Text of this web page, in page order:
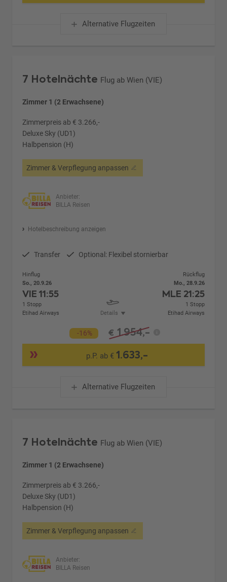
Alternative Flugzeiten
7 Hotelnächte Flug ab Wien (VIE)
Zimmer 1 (2 Erwachsene)
Zimmerpreis ab € 3.266,-
Deluxe Sky (UD1)
Halbpension (H)
Zimmer & Verpflegung anpassen
Anbieter:
BILLA Reisen
Hotelbeschreibung anzeigen
Transfer Optional: Flexibel stornierbar
Hinflug
So., 20.9.26
VIE11:55
1 Stopp
Etihad Airways
Details
Rückflug
Mo., 28.9.26
MLE 21:25
1 Stopp
Etihad Airways
-16% € 1.954,-
p.P. ab €1.633,-
Alternative Flugzeiten
7 Hotelnächte Flug ab Wien (VIE)
Zimmer 1 (2 Erwachsene)
Zimmerpreis ab € 3.266,-
Deluxe Sky (UD1)
Halbpension (H)
Zimmer & Verpflegung anpassen
Anbieter:
BILLA Reisen